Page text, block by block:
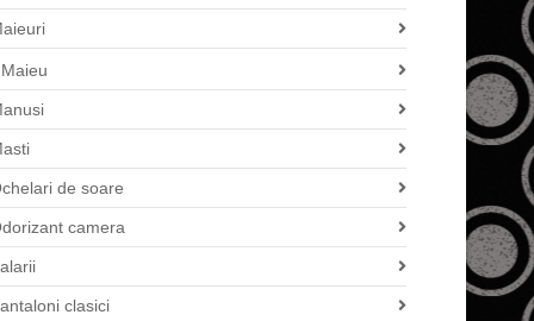
Maieu
de soare
camera
clasici